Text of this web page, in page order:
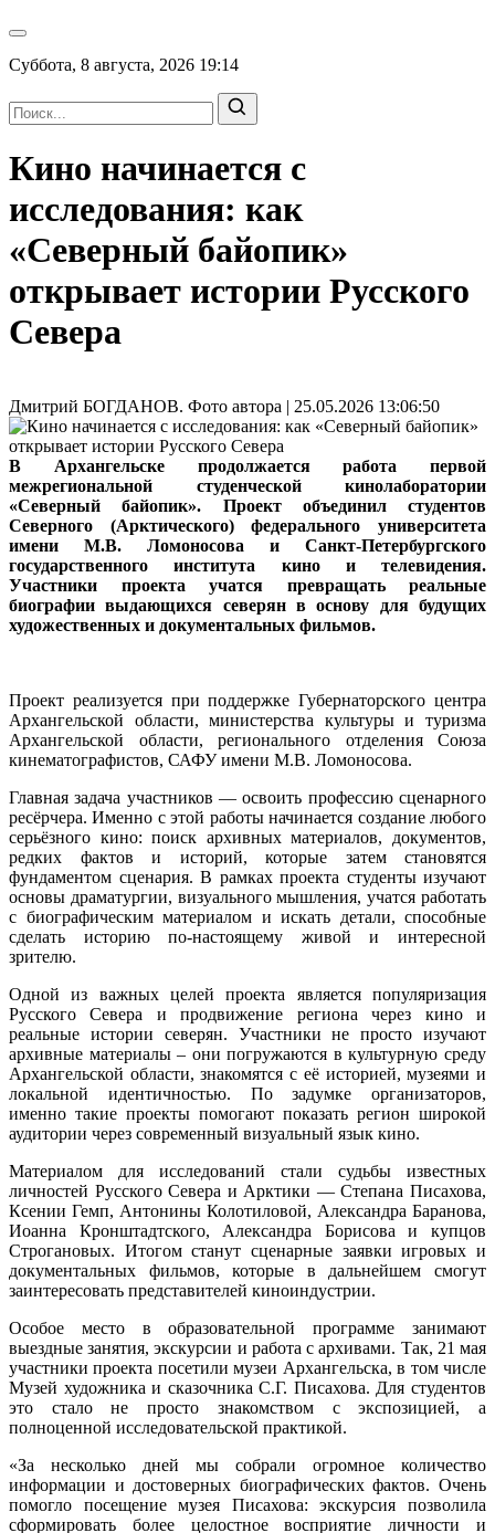
Суббота, 8 августа, 2026 19:14
Кино начинается с
исследования: как
«Северный байопик»
открывает истории Русского
Севера
Дмитрий БОГДАНОВ. Фото автора | 25.05.2026 13:06:50
В Архангельске продолжается работа первой
межрегиональной студенческой кинолаборатории
«Северный байопик». Проект объединил студентов
Северного (Арктического) федерального университета
имени М.В. Ломоносова и Санкт-Петербургского
государственного института кино и телевидения.
Участники проекта учатся превращать реальные
биографии выдающихся северян в основу для будущих
художественных и документальных фильмов.
Проект реализуется при поддержке Губернаторского центра
Архангельской области, министерства культуры и туризма
Архангельской области, регионального отделения Союза
кинематографистов, САФУ имени М.В. Ломоносова.
Главная задача участников — освоить профессию сценарного
ресёрчера. Именно с этой работы начинается создание любого
серьёзного кино: поиск архивных материалов, документов,
редких фактов и историй, которые затем становятся
фундаментом сценария. В рамках проекта студенты изучают
основы драматургии, визуального мышления, учатся работать
с биографическим материалом и искать детали, способные
сделать историю по-настоящему живой и интересной
зрителю.
Одной из важных целей проекта является популяризация
Русского Севера и продвижение региона через кино и
реальные истории северян. Участники не просто изучают
архивные материалы – они погружаются в культурную среду
Архангельской области, знакомятся с её историей, музеями и
локальной идентичностью. По задумке организаторов,
именно такие проекты помогают показать регион широкой
аудитории через современный визуальный язык кино.
Материалом для исследований стали судьбы известных
личностей Русского Севера и Арктики — Степана Писахова,
Ксении Гемп, Антонины Колотиловой, Александра Баранова,
Иоанна Кронштадтского, Александра Борисова и купцов
Строгановых. Итогом станут сценарные заявки игровых и
документальных фильмов, которые в дальнейшем смогут
заинтересовать представителей киноиндустрии.
Особое место в образовательной программе занимают
выездные занятия, экскурсии и работа с архивами. Так, 21 мая
участники проекта посетили музеи Архангельска, в том числе
Музей художника и сказочника С.Г. Писахова. Для студентов
это стало не просто знакомством с экспозицией, а
полноценной исследовательской практикой.
«За несколько дней мы собрали огромное количество
информации и достоверных биографических фактов. Очень
помогло посещение музея Писахова: экскурсия позволила
сформировать более целостное восприятие личности и